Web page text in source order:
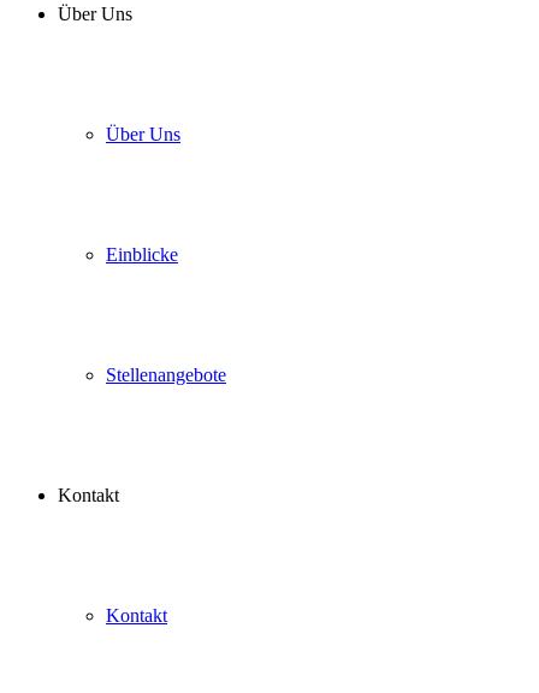
Über Uns
Über Uns
Einblicke
Stellenangebote
Kontakt
Kontakt